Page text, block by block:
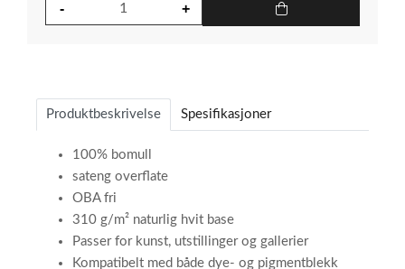
Produktbeskrivelse Spesifikasjoner
100% bomull
sateng overflate
OBA fri
310 g/m² naturlig hvit base
Passer for kunst, utstillinger og gallerier
Kompatibelt med både dye- og pigmentblekk